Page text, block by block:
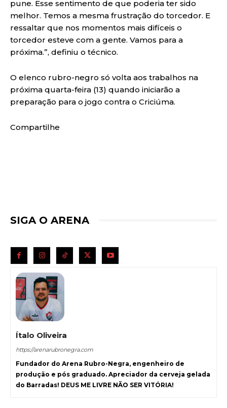
pune. Esse sentimento de que poderia ter sido
melhor. Temos a mesma frustração do torcedor. E
ressaltar que nos momentos mais difíceis o
torcedor esteve com a gente. Vamos para a
próxima.”, definiu o técnico.
O elenco rubro-negro só volta aos trabalhos na
próxima quarta-feira (13) quando iniciarão a
preparação para o jogo contra o Criciúma.
Compartilhe
SIGA O ARENA
Ítalo Oliveira
https://arenarubronegra.com
Fundador do Arena Rubro-Negra, engenheiro de
produção e pós graduado. Apreciador da cerveja gelada
do Barradas! DEUS ME LIVRE NÃO SER VITÓRIA!